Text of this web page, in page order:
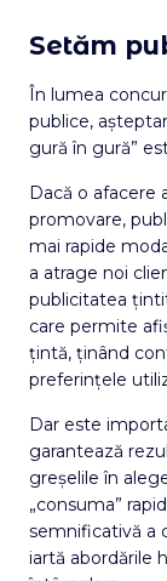
Setăm
În lumea
publice,
gură în gură”
Dacă o afacere
promovare,
mai rapide
a atrage noi
publicitatea
care permite
țintă, ținând
preferințele
Dar este
garantează
greșelile în
„consuma”
semnificativă a
iartă abordările